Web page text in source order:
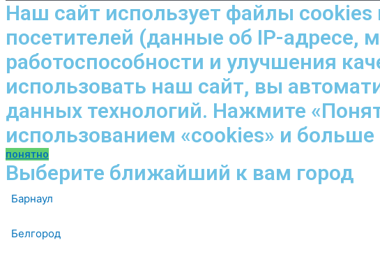
Наш сайт использует файлы
посетителей (данные об IP-адресе,
работоспособности и улучшения
использовать наш сайт, вы
данных технологий. Нажмите
использованием «cookies» и
понятно
Выберите ближайший к вам город
Барнаул
Белгород